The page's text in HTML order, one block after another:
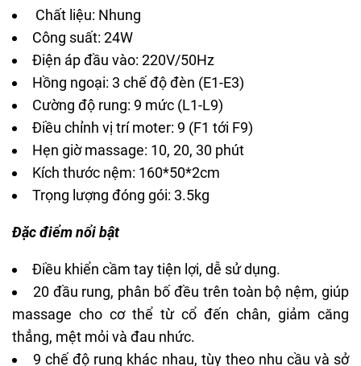
Chất liệu: Nhung
Công suất: 24W
Điện áp đầu vào: 220V/50Hz
Hồng ngoại: 3 chế độ đèn (E1-E3)
Cường độ rung: 9 mức (L1-L9)
Điều chỉnh vị trí moter: 9 (F1 tới F9)
Hẹn giờ massage: 10, 20, 30 phút
Kích thước nệm: 160*50*2cm
Trọng lượng đóng gói: 3.5kg
Đặc điểm nổi bật
Điều khiển cầm tay tiện lợi, dễ sử dụng.
20 đầu rung, phân bố đều trên toàn bộ nệm, giúp
massage cho cơ thể từ cổ đến chân, giảm căng
thẳng, mệt mỏi và đau nhức.
9 chế độ rung khác nhau, tùy theo nhu cầu và sở